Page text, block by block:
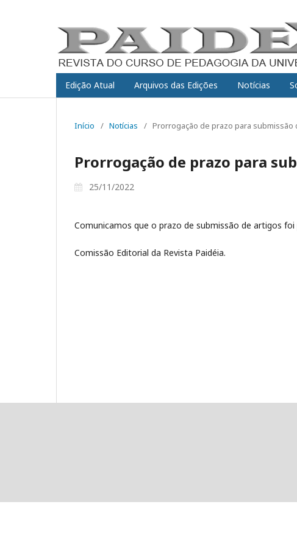
Edição Atual Arquivos das Edições Notícias
Início / Notícias / Prorrogação de prazo para submissão
Prorrogação de prazo para
25/11/2022
Comunicamos que o prazo de submissão de artigos
Comissão Editorial da Revista Paidéia.